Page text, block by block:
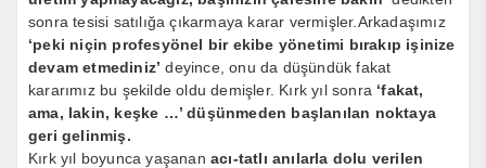
sonra tesisi satılığa çıkarmaya karar vermişler.Arkadaşımız
‘peki niçin profesyönel bir ekibe yönetimi bırakıp işinize
devam etmediniz’ deyince, onu da düşündük fakat
kararımız bu şekilde oldu demişler. Kırk yıl sonra ‘fakat,
ama, lakin, keşke …’ düşünmeden başlanılan noktaya
geri gelinmiş.
Kırk yıl boyunca yaşanan acı-tatlı anılarla dolu verilen